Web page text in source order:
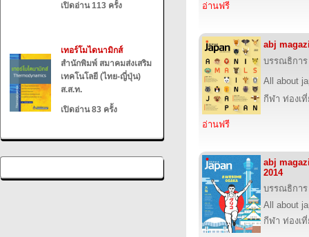
เปิดอ่าน 113 ครั้ง
เทอร์โมไดนามิกส์
สำนักพิมพ์ สมาคมส่งเสริม
เทคโนโลยี (ไทย-ญี่ปุ่น)
ส.ส.ท.
เปิดอ่าน 83 ครั้ง
อ่านฟรี
abj
บรรณธิการ
All about
กีฬา ท่องเ
อ่านฟรี
abj
2014
บรรณธิการ
All about
กีฬา ท่องเ